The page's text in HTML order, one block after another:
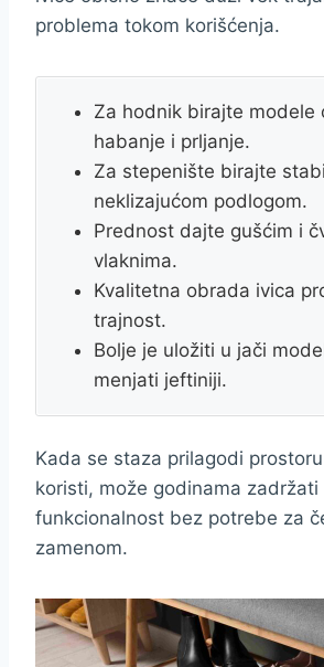
problema tokom korišćenja.
Za hodnik birajte modele
habanje i prljanje.
Za stepenište birajte
neklizajućom podlogom.
Prednost dajte gušćim i
vlaknima.
Kvalitetna obrada ivica
trajnost.
Bolje je uložiti u jači
menjati jeftiniji.
Kada se staza prilagodi
koristi, može godinama zadržati
funkcionalnost bez potrebe za
zamenom.